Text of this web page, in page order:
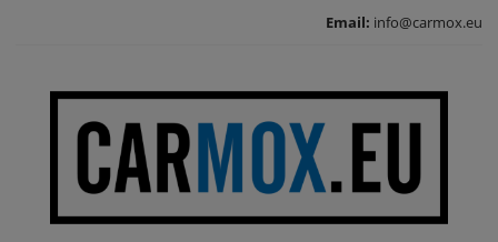
Email: info@carmox.eu